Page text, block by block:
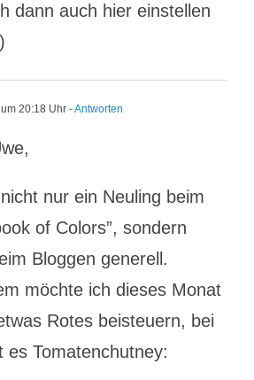
dann auch hier einstellen
20:18 Uhr - Antworten
nur ein Neuling beim
of Colors”, sondern
Bloggen generell.
möchte ich dieses Monat
Rotes beisteuern, bei
es Tomatenchutney: